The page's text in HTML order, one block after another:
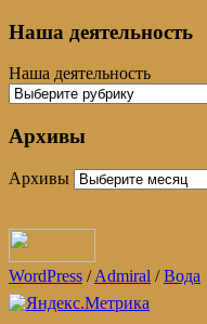
Наша деятельность
Наша деятельность
Архивы
Архивы
WordPress /Admiral /Вода